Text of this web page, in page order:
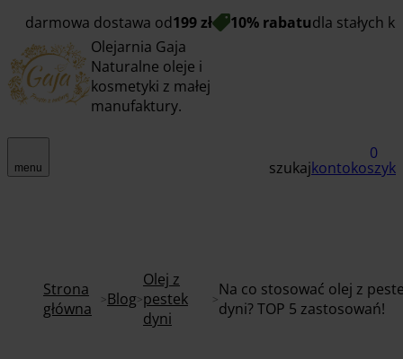
darmowa dostawa od199 zł 10% rabatudla stałych
Olejarnia Gaja
Naturalne oleje i
kosmetyki z małej
manufaktury.
menu szukajkonto
0
koszyk
Strona
główna
Blog
Olej z
pestek
dyni
Na co stosować olej z
dyni? TOP 5 zastosowań!